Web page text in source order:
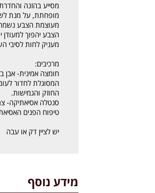
מסייע בהזנה
מעוצמת הצבע נשמרת גם
הצבע יהפוך למעודן יותר, עם
מעניק לחות לסיבי
מרכיבים:
חומצה אמינית- אבן
המסוגלת לחדור
החוזק והגמישות.
סנטלה אסיאתיקה-
טיפוח הפנים
יש לציין דק או עבה
מידע נוסף